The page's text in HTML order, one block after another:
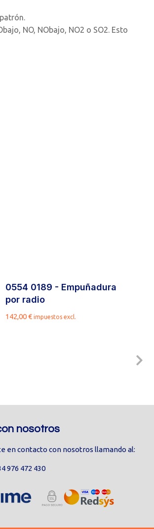
NO, NObajo, NO2 o SO2. Esto
0554 0189 - Empuñadura
por radio
142,00€ impuestos excl.
nosotros
en contacto con nosotros llamando al:
976 472 430